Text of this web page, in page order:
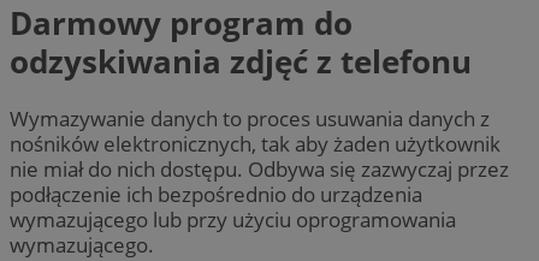
Darmowy program do
odzyskiwania zdjęć z telefonu
Wymazywanie danych to proces usuwania danych z
nośników elektronicznych, tak aby żaden użytkownik
nie miał do nich dostępu. Odbywa się zazwyczaj przez
podłączenie ich bezpośrednio do urządzenia
wymazującego lub przy użyciu oprogramowania
wymazującego.